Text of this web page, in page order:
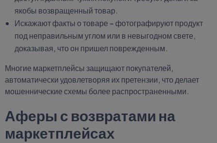
якобы возвращенный товар.
Искажают факты о товаре – фотографируют продукт
под неправильным углом или в невыгодном свете,
доказывая, что он пришел поврежденным.
Многие маркетплейсы защищают покупателей,
автоматически удовлетворяя их претензии, что делает
мошеннические схемы более распространенными.
Аферы с возвратами на
маркетплейсах